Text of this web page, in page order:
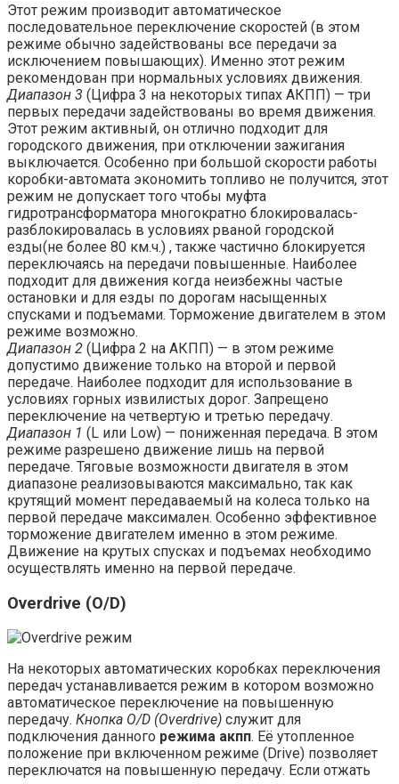
Этот режим производит автоматическое
последовательное переключение скоростей (в этом
режиме обычно задействованы все передачи за
исключением повышающих). Именно этот режим
рекомендован при нормальных условиях движения.
Диапазон 3 (Цифра 3 на некоторых типах АКПП) — три
первых передачи задействованы во время движения.
Этот режим активный, он отлично подходит для
городского движения, при отключении зажигания
выключается. Особенно при большой скорости работы
коробки-автомата экономить топливо не получится, этот
режим не допускает того чтобы муфта
гидротрансформатора многократно блокировалась-
разблокировалась в условиях рваной городской
езды(не более 80 км.ч.) , также частично блокируется
переключаясь на передачи повышенные. Наиболее
подходит для движения когда неизбежны частые
остановки и для езды по дорогам насыщенных
спусками и подъемами. Торможение двигателем в этом
режиме возможно.
Диапазон 2 (Цифра 2 на АКПП) — в этом режиме
допустимо движение только на второй и первой
передаче. Наиболее подходит для использование в
условиях горных извилистых дорог. Запрещено
переключение на четвертую и третью передачу.
Диапазон 1 (L или Low) — пониженная передача. В этом
режиме разрешено движение лишь на первой
передаче. Тяговые возможности двигателя в этом
диапазоне реализовываются максимально, так как
крутящий момент передаваемый на колеса только на
первой передаче максимален. Особенно эффективное
торможение двигателем именно в этом режиме.
Движение на крутых спусках и подъемах необходимо
осуществлять именно на первой передаче.
Overdrive (O/D)
На некоторых автоматических коробках переключения
передач устанавливается режим в котором возможно
автоматическое переключение на повышенную
передачу. Кнопка O/D (Оverdrive) служит для
подключения данного режима акпп. Её утопленное
положение при включенном режиме (Drive) позволяет
переключатся на повышенную передачу. Если отжать